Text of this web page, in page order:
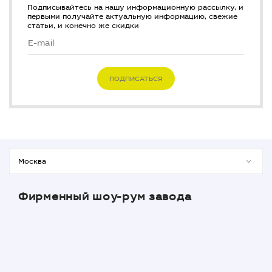
Подписывайтесь на нашу информационную рассылку, и
первыми получайте актуальную информацию, свежие
статьи, и конечно же скидки
ПОДПИСАТЬСЯ
Фирменный шоу-рум завода